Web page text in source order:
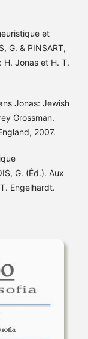
et
G. & PINSART,
H. Jonas et H. T.
Jonas: Jewish
Grossman.
2007.
G. (Éd.). Aux
Engelhardt.